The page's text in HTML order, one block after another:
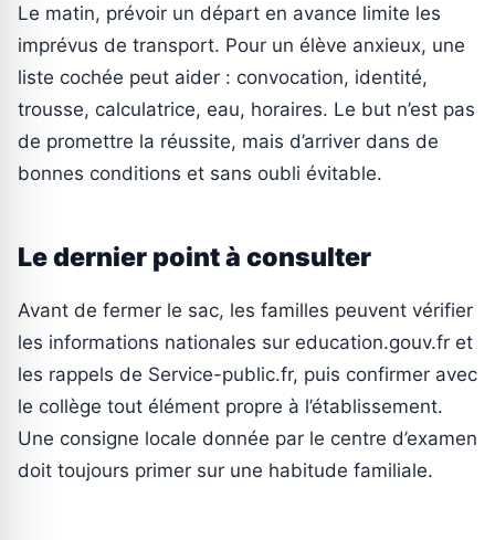
Le matin, prévoir un départ en avance limite les
imprévus de transport. Pour un élève anxieux, une
liste cochée peut aider : convocation, identité,
trousse, calculatrice, eau, horaires. Le but n’est pas
de promettre la réussite, mais d’arriver dans de
bonnes conditions et sans oubli évitable.
Le dernier point à consulter
Avant de fermer le sac, les familles peuvent vérifier
les informations nationales sur education.gouv.fr et
les rappels de Service-public.fr, puis confirmer avec
le collège tout élément propre à l’établissement.
Une consigne locale donnée par le centre d’examen
doit toujours primer sur une habitude familiale.